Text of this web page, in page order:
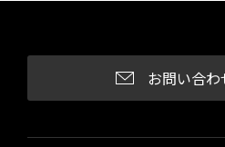
お問い合